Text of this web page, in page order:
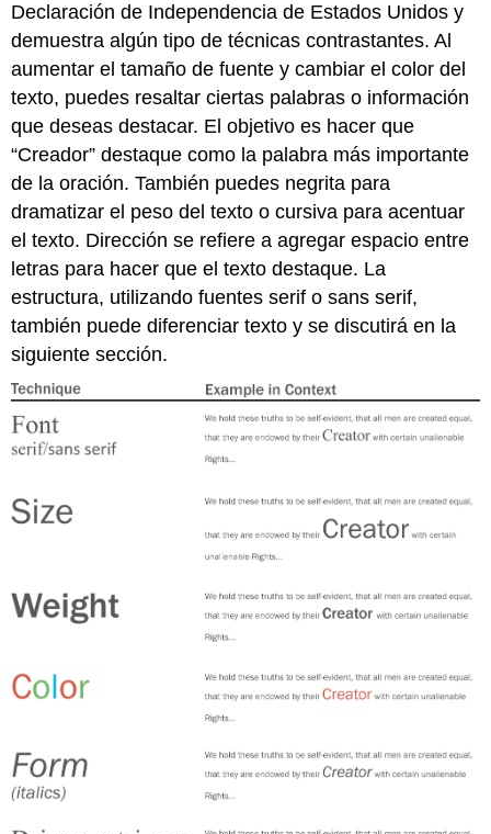
Declaración de Independencia de Estados Unidos y
demuestra algún tipo de técnicas contrastantes. Al
aumentar el tamaño de fuente y cambiar el color del
texto, puedes resaltar ciertas palabras o información
que deseas destacar. El objetivo es hacer que
“Creador” destaque como la palabra más importante
de la oración. También puedes negrita para
dramatizar el peso del texto o cursiva para acentuar
el texto. Dirección se refiere a agregar espacio entre
letras para hacer que el texto destaque. La
estructura, utilizando fuentes serif o sans serif,
también puede diferenciar texto y se discutirá en la
siguiente sección.